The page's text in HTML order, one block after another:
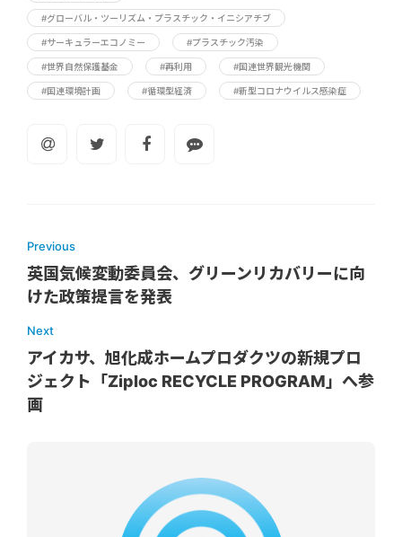
#グローバル・ツーリズム・プラスチック・イニシアチブ
#サーキュラーエコノミー #プラスチック汚染
#世界自然保護基金 #再利用 #国連世界観光機関
#国連環境計画 #循環型経済 #新型コロナウイルス感染症
Previous
英国気候変動委員会、グリーンリカバリーに向
けた政策提言を発表
Next
アイカサ、旭化成ホームプロダクツの新規プロ
ジェクト「Ziploc RECYCLE PROGRAM」へ参
画